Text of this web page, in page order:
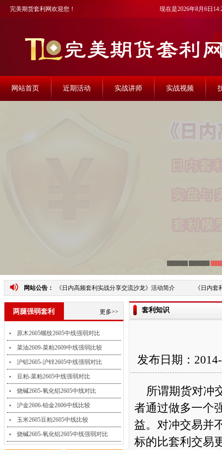
完美期货套利网欢迎您！ 现在是2026年8月6日
网站首页 近期活动 实战讲师 实战视频
网站公告： 《日内高频套利实战分享交流沙龙》活动简介 《日内
更多>>
两腿强弱套利
原木2605螺纹2605中线强弱对比
菜油2609-菜粕2609中线强弱比较
沪铝2605-沪锌2605中线强弱对比
豆粕-菜粕2605中线强弱对比
烧碱2605-氧化铝2605中线对比
沪金2606-铂金2606中线比较
玉米2605豆粕2605中线比较
烧碱2605-氧化铝2605中线强弱对比
套利知识
发布日期：
所谓期货对冲
者通过做多一个
益。对冲交易并
标的比套利交易